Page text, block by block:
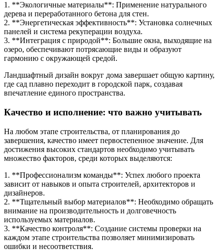
1. **Экологичные материалы**: Применение натурального
дерева и переработанного бетона для стен.
2. **Энергетическая эффективность**: Установка солнечных
панелей и система рекуперации воздуха.
3. **Интеграция с природой**: Большие окна, выходящие на
озеро, обеспечивают потрясающие виды и образуют
гармонию с окружающей средой.
Ландшафтный дизайн вокруг дома завершает общую картину,
где сад плавно переходит в городской парк, создавая
впечатление единого пространства.
Качество и исполнение: что важно учитывать
На любом этапе строительства, от планирования до
завершения, качество имеет первостепенное значение. Для
достижения высоких стандартов необходимо учитывать
множество факторов, среди которых выделяются:
1. **Профессионализм команды**: Успех любого проекта
зависит от навыков и опыта строителей, архитекторов и
дизайнеров.
2. **Тщательный выбор материалов**: Необходимо обращать
внимание на производительность и долговечность
используемых материалов.
3. **Качество контроля**: Создание системы проверки на
каждом этапе строительства позволяет минимизировать
ошибки и несоответствия.